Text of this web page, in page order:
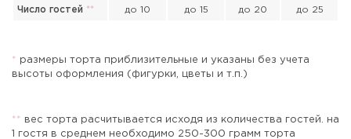
Число гостей ** до 10 до 15 до 20 до 25
*
размеры торта приблизительные и указаны без учета
высоты оформления (фигурки, цветы и т.п.)
* *
вес торта расчитывается исходя из количества гостей. на
1 гостя в среднем необходимо 250-300 грамм торта
Прикрепить файл или фото
Отправить